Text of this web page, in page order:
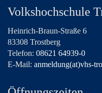
Volkshochschule
Heinrich-Braun-Straße 6
83308 Trostberg
Telefon: 08621 64939-0
E-Mail: anmeldung(at)vhs-